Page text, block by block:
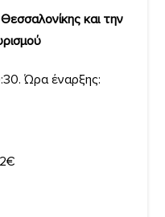
και την
Ώρα έναρξης: